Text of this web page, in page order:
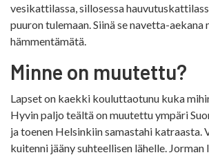
vesikattilassa, sillosessa
puuron tulemaan. Siinä se navetta-
hämmentämätä.
Minne on muutettu?
Lapset on kaekki kouluttaotunu kuka
Hyvin paljo teältä on muutettu ympäri
ja toenen Helsinkiin samastahi katraasta.
kuitenni jääny suhteellisen lähelle.